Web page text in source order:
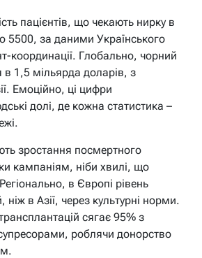
пацієнтів, що чекають нирку в
5500, за даними Українського
координації. Глобально, чорний
в 1,5 мільярда доларів, з
Емоційно, ці цифри
долі, де кожна статистика –
зростання посмертного
кампаніям, ніби хвилі, що
в Європі рівень
в Азії, через культурні норми.
сягає 95% з
роблячи донорство